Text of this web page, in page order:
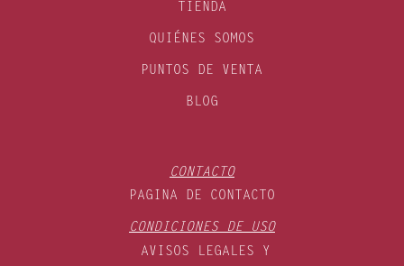
TIENDA
QUIÉNES SOMOS
PUNTOS DE VENTA
BLOG
CONTACTO
PAGINA DE CONTACTO
CONDICIONES DE USO
AVISOS LEGALES Y